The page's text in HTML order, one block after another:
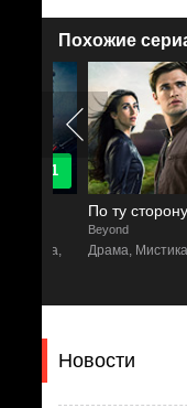
Похожие
По ту сторону
Beyond
Драма, Мистика,
Новости